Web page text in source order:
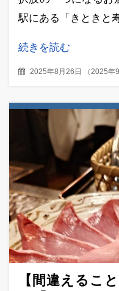
駅にある「きときと
続きを読む
2025年8月26日 （2025年
【間違えるこ